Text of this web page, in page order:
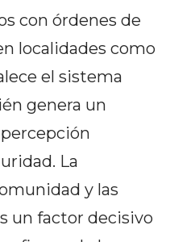
con órdenes de
localidades como
el sistema
genera un
La
y las
un factor decisivo